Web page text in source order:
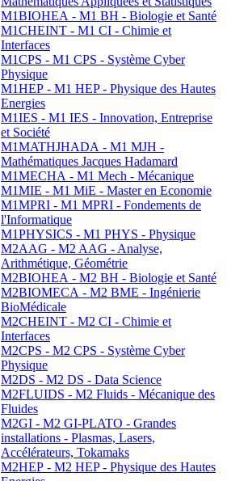
M1BIOHEA - M1 BH - Biologie et Santé
M1CHEINT - M1 CI - Chimie et
Interfaces
M1CPS - M1 CPS - Système Cyber
Physique
M1HEP - M1 HEP - Physique des Hautes
Energies
M1IES - M1 IES - Innovation, Entreprise
et Société
M1MATHJHADA - M1 MJH -
Mathématiques Jacques Hadamard
M1MECHA - M1 Mech - Mécanique
M1MIE - M1 MiE - Master en Economie
M1MPRI - M1 MPRI - Fondements de
l'Informatique
M1PHYSICS - M1 PHYS - Physique
M2AAG - M2 AAG - Analyse,
Arithmétique, Géométrie
M2BIOHEA - M2 BH - Biologie et Santé
M2BIOMECA - M2 BME - Ingénierie
BioMédicale
M2CHEINT - M2 CI - Chimie et
Interfaces
M2CPS - M2 CPS - Système Cyber
Physique
M2DS - M2 DS - Data Science
M2FLUIDS - M2 Fluids - Mécanique des
Fluides
M2GI - M2 GI-PLATO - Grandes
installations - Plasmas, Lasers,
Accélérateurs, Tokamaks
M2HEP - M2 HEP - Physique des Hautes